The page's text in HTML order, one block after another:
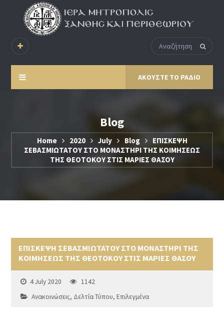
ΑΚΟΥΣΤΕ ΤΟ ΡΑΔΙΟ
Blog
Home 2020 July Blog
ΕΠΙΣΚΕΨΗ
ΣΕΒΑΣΜΙΩΤΑΤΟΥ ΣΤΟ ΜΟΝΑΣΤΗΡΙ ΤΗΣ ΚΟΙΜΗΣΕΩΣ
ΤΗΣ ΘΕΟΤΟΚΟΥ ΣΤΙΣ ΜΑΡΙΕΣ ΘΑΣΟΥ
ΕΠΙΣΚΕΨΗ ΣΕΒΑΣΜΙΩΤΑΤΟΥ ΣΤΟ ΜΟΝΑΣΤΗΡΙ ΤΗΣ
ΚΟΙΜΗΣΕΩΣ ΤΗΣ ΘΕΟΤΟΚΟΥ ΣΤΙΣ ΜΑΡΙΕΣ ΘΑΣΟΥ
4 July 2020
1142
Ανακοινώσεις, Δελτία Τύπου,Επιλεγμένα